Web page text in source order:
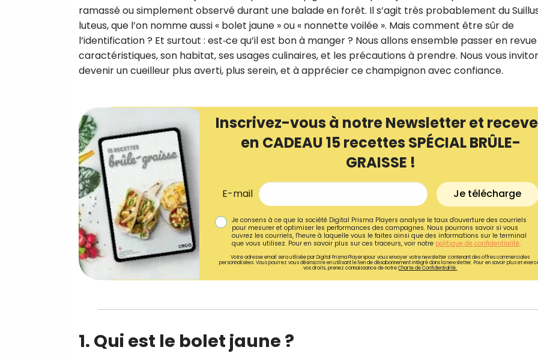
ramassé ou simplement observé durant une balade en forêt. Il s’agit très probablement du
luteus, que l’on nomme aussi « bolet jaune » ou « nonnette voilée ». Mais comment être sûr de
l’identification ? Et surtout : est‑ce qu’il est bon à manger ? Nous allons ensemble passer en
caractéristiques, son habitat, ses usages culinaires, et les précautions à prendre. Nous vous
devenir un cueilleur plus averti, plus serein, et à apprécier ce champignon avec confiance.
Inscrivez-vous à notre Newsletter et
en CADEAU 15 recettes SPÉCIAL BRÛLE-
GRAISSE !
E-mail Je télécharge
Je consens à ce que la société Digital Prisma Players analyse le taux d'ouverture des courriels
pour mesurer et optimiser les performances des campagnes. Nous pourrons savoir si vous
ouvrez les courriels, l'heure à laquelle vous le faites ainsi que des informations sur le terminal
que vous utilisez. Pour en savoir plus sur ces traceurs, voir notre politique de confidentialité.
Votre adresse email sera utilisée par Digital Prisma Playerspour vous envoyer votre newsletter contenant des offres commerciales
personnalisées. Vous pourrez vous désinscrire en utilisant le lien de désabonnement intégré dans la newsletter. Pour en savoir plus et
vos droits, prenez connaissance de notreCharte de Confidentialité.
1. Qui est le bolet jaune ?
recettes inédites de